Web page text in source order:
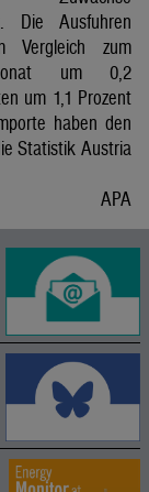
Die Ausfuhren
Vergleich zum
um 0,2
um 1,1 Prozent
haben den
Statistik Austria
APA